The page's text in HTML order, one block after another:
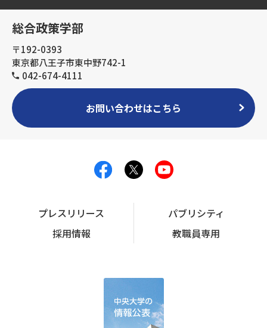
総合政策学部
〒192-0393
東京都八王子市東中野742-1
042-674-4111
お問い合わせはこちら
プレスリリース
パブリシティ
採用情報
教職員専用